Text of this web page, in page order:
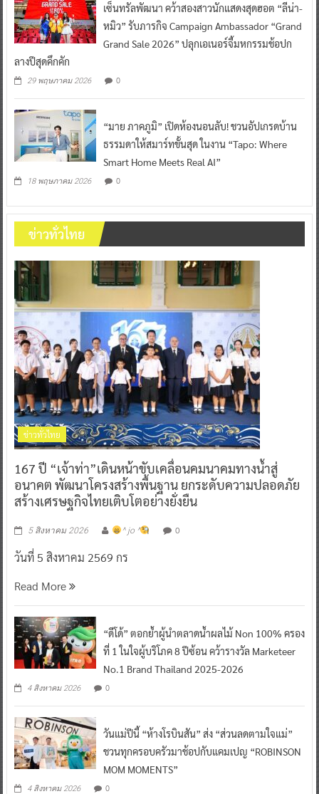
เซ็นทรัลพัฒนา คว้าสองสาวนักแสดงสุดฮอต “ลีน่า-
หมิว” รับภารกิจ Campaign Ambassador “Grand
Grand Sale 2026” ปลุกเอเนอร์จี้มหกรรมช้อปก
ลางปีสุดคึกคัก
29 พฤษภาคม 2026 0
“มาย ภาคภูมิ” เปิดห้องนอนลับ! ชวนอัปเกรดบ้าน
ธรรมดาให้สมาร์ทขั้นสุด ในงาน “Tapo: Where
Smart Home Meets Real AI”
18 พฤษภาคม 2026 0
ข่าวทั่วไทย
ข่าวทั่วไทย
167 ปี “เจ้าท่า”เดินหน้าขับเคลื่อนคมนาคมทางน้ำสู่
อนาคต พัฒนาโครงสร้างพื้นฐาน ยกระดับความปลอดภัย
สร้างเศรษฐกิจไทยเติบโตอย่างยั่งยืน
5 สิงหาคม 2026 ^ jo ^ 0
วันที่ 5 สิงหาคม 2569 กร
Read More
“ดีโด้” ตอกย้ำผู้นำตลาดน้ำผลไม้ Non 100% ครอง
ที่ 1 ในใจผู้บริโภค 8 ปีซ้อน คว้ารางวัล Marketeer
No.1 Brand Thailand 2025-2026
4 สิงหาคม 2026 0
วันแม่ปีนี้ “ห้างโรบินสัน” ส่ง “ส่วนลดตามใจแม่”
ชวนทุกครอบครัวมาช้อปกับแคมเปญ “ROBINSON
MOM MOMENTS”
4 สิงหาคม 2026 0